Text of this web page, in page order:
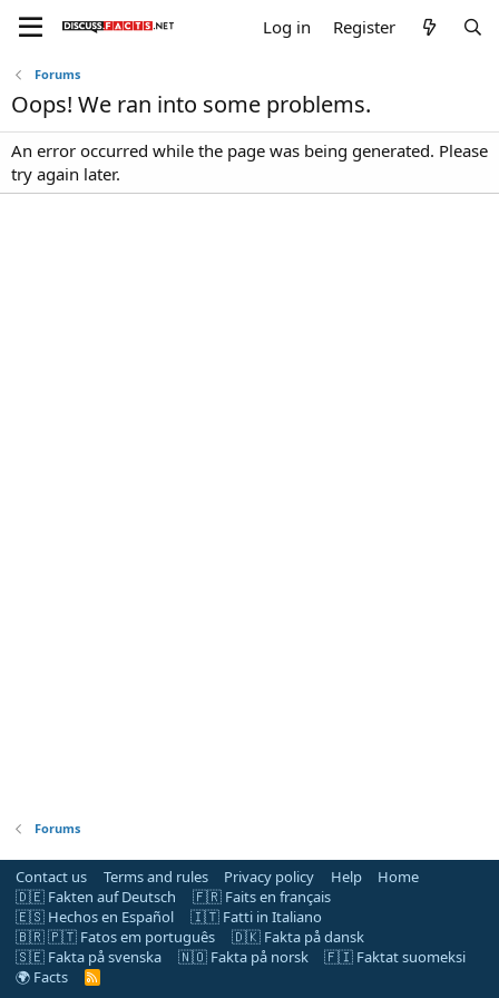
Log in Register
Forums
Oops! We ran into some problems.
An error occurred while the page was being generated. Please
try again later.
Forums
Contact us Terms and rules Privacy policy Help
Home
🇩🇪 Fakten auf Deutsch
🇫🇷 Faits en français
🇪🇸 Hechos en Español
🇮🇹 Fatti in Italiano
🇧🇷 🇵🇹 Fatos em português
🇩🇰 Fakta på dansk
🇸🇪 Fakta på svenska
🇳🇴 Fakta på norsk
🇫🇮 Faktat suomeksi
🌍 Facts
R